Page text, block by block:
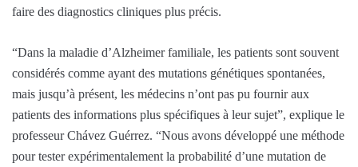
faire des diagnostics cliniques plus précis.
“Dans la maladie d’Alzheimer familiale, les patients sont souvent
considérés comme ayant des mutations génétiques spontanées,
mais jusqu’à présent, les médecins n’ont pas pu fournir aux
patients des informations plus spécifiques à leur sujet”, explique le
professeur Chávez Guérrez. “Nous avons développé une méthode
pour tester expérimentalement la probabilité d’une mutation de